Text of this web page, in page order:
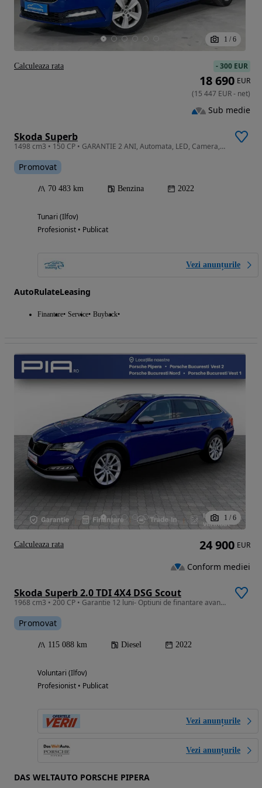
1 / 6
Skoda Superb
1498 cm3 • 150 CP • GARANTIE 2 ANI, Automata, LED, Camera, Scaune incalzite
Promovat
70 483 km Benzina 2022
Tunari (Ilfov)
Profesionist • Publicat
Vezi anunțurile
AutoRulateLeasing
Finantare Service Buyback
-300 EUR
18 690 EUR
(15 447 EUR- net)
Sub medie
Calculeaza rata
1 / 6
Skoda Superb 2.0 TDI 4X4 DSG Scout
1968 cm3 • 200 CP • Garantie 12 luni- Optiuni de finantare avantajoase
Promovat
115 088 km Diesel 2022
Voluntari (Ilfov)
Profesionist • Publicat
Vezi anunțurile
Vezi anunțurile
DAS WELTAUTO PORSCHE PIPERA
24 900 EUR
Conform mediei
Calculeaza rata